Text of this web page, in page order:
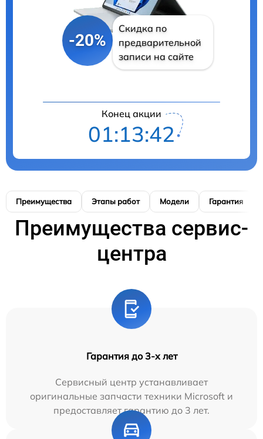
-20%
Скидка по
предварительной
записи на сайте
Конец акции
01:13:41
Преимущества Этапы работ Модели Гарантия
Преимущества сервис-
центра
Гарантия до 3-х лет
Сервисный центр устанавливает
оригинальные запчасти техники Microsoft и
предоставляет гарантию до 3 лет.